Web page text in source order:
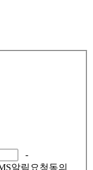
-
알림요청동의